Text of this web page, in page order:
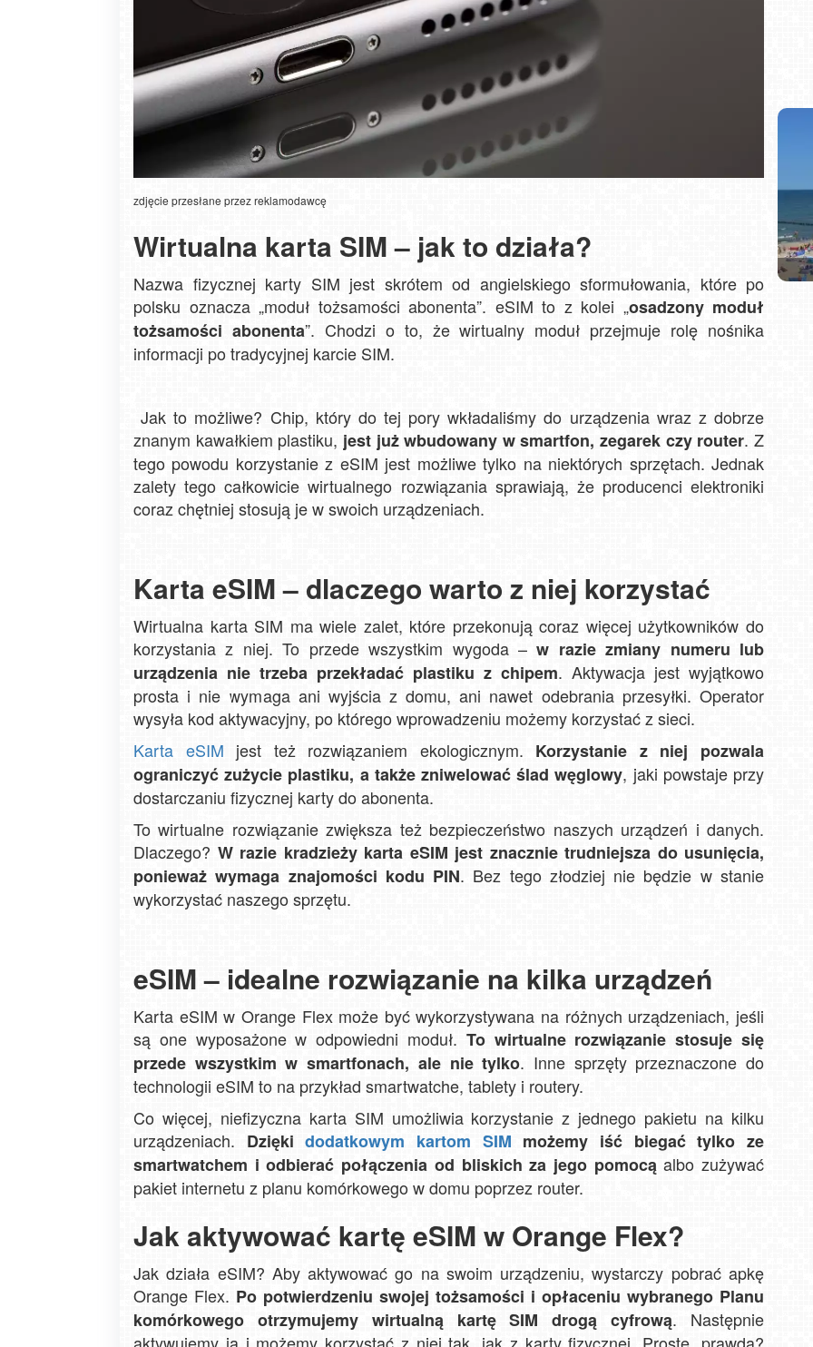
zdjęcie przesłane przez reklamodawcę
Wirtualna karta SIM – jak to działa?
Nazwa fizycznej karty SIM jest skrótem od angielskiego sformułowania, które po
polsku oznacza „moduł tożsamości abonenta”. eSIM to z kolei „osadzony moduł
tożsamości abonenta”. Chodzi o to, że wirtualny moduł przejmuje rolę nośnika
informacji po tradycyjnej karcie SIM.
Jak to możliwe? Chip, który do tej pory wkładaliśmy do urządzenia wraz z dobrze
znanym kawałkiem plastiku, jest już wbudowany w smartfon, zegarek czy router. Z
tego powodu korzystanie z eSIM jest możliwe tylko na niektórych sprzętach. Jednak
zalety tego całkowicie wirtualnego rozwiązania sprawiają, że producenci elektroniki
coraz chętniej stosują je w swoich urządzeniach.
Karta eSIM – dlaczego warto z niej korzystać
Wirtualna karta SIM ma wiele zalet, które przekonują coraz więcej użytkowników do
korzystania z niej. To przede wszystkim wygoda –w razie zmiany numeru lub
urządzenia nie trzeba przekładać plastiku z chipem. Aktywacja jest wyjątkowo
prosta i nie wymaga ani wyjścia z domu, ani nawet odebrania przesyłki. Operator
wysyła kod aktywacyjny, po którego wprowadzeniu możemy korzystać z sieci.
Karta eSIM jest też rozwiązaniem ekologicznym. Korzystanie z niej pozwala
ograniczyć zużycie plastiku, a także zniwelować ślad węglowy, jaki powstaje przy
dostarczaniu fizycznej karty do abonenta.
To wirtualne rozwiązanie zwiększa też bezpieczeństwo naszych urządzeń i danych.
Dlaczego? W razie kradzieży karta eSIM jest znacznie trudniejsza do usunięcia,
ponieważ wymaga znajomości kodu PIN. Bez tego złodziej nie będzie w stanie
wykorzystać naszego sprzętu.
eSIM – idealne rozwiązanie na kilka urządzeń
Karta eSIM w Orange Flex może być wykorzystywana na różnych urządzeniach, jeśli
są one wyposażone w odpowiedni moduł. To wirtualne rozwiązanie stosuje się
przede wszystkim w smartfonach, ale nie tylko. Inne sprzęty przeznaczone do
technologii eSIM to na przykład smartwatche, tablety i routery.
Co więcej, niefizyczna karta SIM umożliwia korzystanie z jednego pakietu na kilku
urządzeniach. Dziękidodatkowym kartom SIM możemy iść biegać tylko ze
smartwatchem i odbierać połączenia od bliskich za jego pomocą albo zużywać
pakiet internetu z planu komórkowego w domu poprzez router.
Jak aktywować kartę eSIM w Orange Flex?
Jak działa eSIM? Aby aktywować go na swoim urządzeniu, wystarczy pobrać apkę
Orange Flex. Po potwierdzeniu swojej tożsamości i opłaceniu wybranego Planu
komórkowego otrzymujemy wirtualną kartę SIM drogą cyfrową. Następnie
aktywujemy ją i możemy korzystać z niej tak, jak z karty fizycznej. Proste, prawda?
Zakopane - widok na deptak Krupówki NOWOŚĆ